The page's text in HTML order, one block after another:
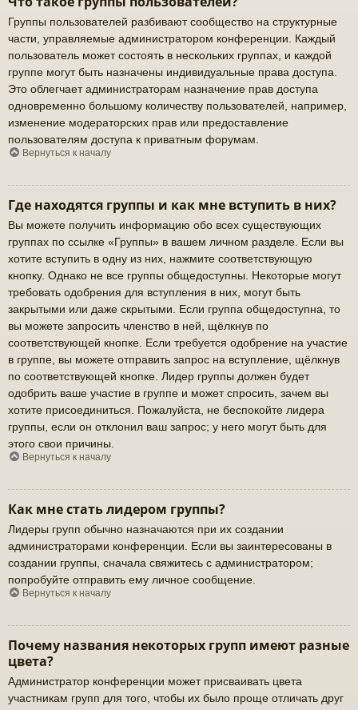
Группы пользователей разбивают сообщество на структурные
части, управляемые администратором конференции. Каждый
пользователь может состоять в нескольких группах, и каждой
группе могут быть назначены индивидуальные права доступа.
Это облегчает администраторам назначение прав доступа
одновременно большому количеству пользователей, например,
изменение модераторских прав или предоставление
пользователям доступа к приватным форумам.
Вернуться к началу
Где находятся группы и как мне вступить в них?
Вы можете получить информацию обо всех существующих
группах по ссылке «Группы» в вашем личном разделе. Если вы
хотите вступить в одну из них, нажмите соответствующую
кнопку. Однако не все группы общедоступны. Некоторые могут
требовать одобрения для вступления в них, могут быть
закрытыми или даже скрытыми. Если группа общедоступна, то
вы можете запросить членство в ней, щёлкнув по
соответствующей кнопке. Если требуется одобрение на участие
в группе, вы можете отправить запрос на вступление, щёлкнув
по соответствующей кнопке. Лидер группы должен будет
одобрить ваше участие в группе и может спросить, зачем вы
хотите присоединиться. Пожалуйста, не беспокойте лидера
группы, если он отклонил ваш запрос; у него могут быть для
этого свои причины.
Вернуться к началу
Как мне стать лидером группы?
Лидеры групп обычно назначаются при их создании
администраторами конференции. Если вы заинтересованы в
создании группы, сначала свяжитесь с администратором;
попробуйте отправить ему личное сообщение.
Вернуться к началу
Почему названия некоторых групп имеют разные
цвета?
Администратор конференции может присваивать цвета
участникам групп для того, чтобы их было проще отличать друг